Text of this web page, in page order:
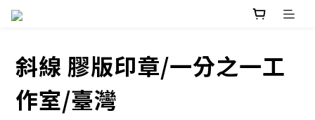
斜線 膠版印章/一分之一工
作室/臺灣